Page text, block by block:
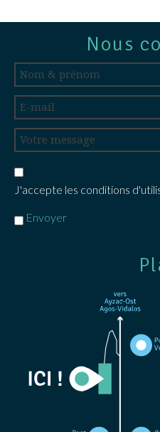
Nous
J'accepte les conditions
Envoyer